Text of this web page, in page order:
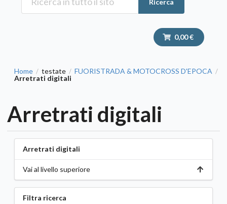
0,00 €
Home / testate / FUORISTRADA & MOTOCROSS D'EPOCA /
Arretrati digitali
Arretrati digitali
Arretrati digitali
Vai al livello superiore
Filtra ricerca